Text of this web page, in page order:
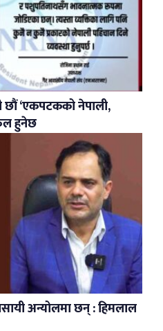
छौं ‘एकपटकको नेपाली,
हुनेछ
अन्योलमा छन् : हिमलाल